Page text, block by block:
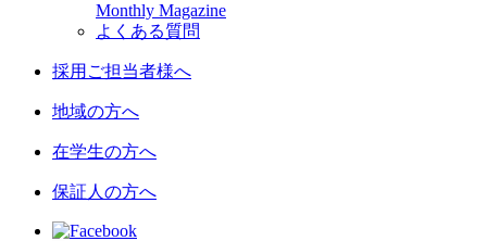
Monthly Magazine
よくある質問
採用ご担当者様へ
地域の方へ
在学生の方へ
保証人の方へ